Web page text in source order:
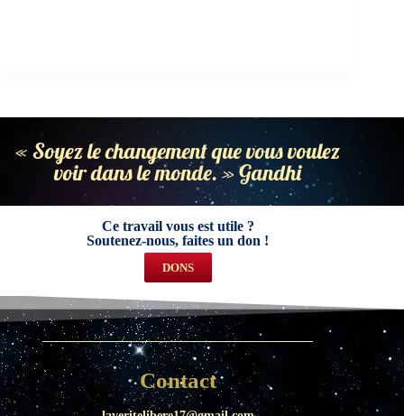
« Soyez le changement que vous voulez
voir dans le monde. » Gandhi
Ce travail vous est utile ?
Soutenez-nous, faites un don !
DONS
Contact